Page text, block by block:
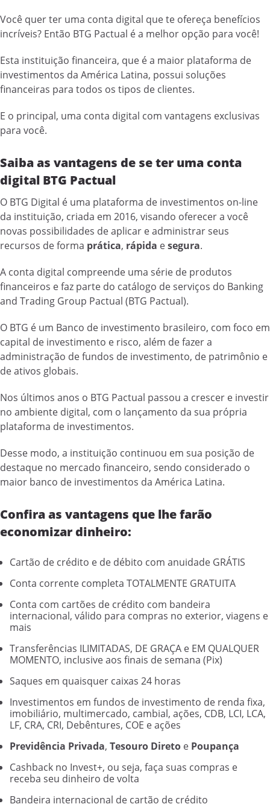
Você quer ter uma conta digital que te ofereça benefícios
incríveis? Então BTG Pactual é a melhor opção para você!
Esta instituição financeira, que é a maior plataforma de
investimentos da América Latina, possui soluções
financeiras para todos os tipos de clientes.
E o principal, uma conta digital com vantagens exclusivas
para você.
Saiba as vantagens de se ter uma conta
digital BTG Pactual
O BTG Digital é uma plataforma de investimentos on-line
da instituição, criada em 2016, visando oferecer a você
novas possibilidades de aplicar e administrar seus
recursos de forma prática, rápida esegura.
A conta digital compreende uma série de produtos
financeiros e faz parte do catálogo de serviços do Banking
and Trading Group Pactual (BTG Pactual).
O BTG é um Banco de investimento brasileiro, com foco em
capital de investimento e risco, além de fazer a
administração de fundos de investimento, de patrimônio e
de ativos globais.
Nos últimos anos o BTG Pactual passou a crescer e investir
no ambiente digital, com o lançamento da sua própria
plataforma de investimentos.
Desse modo, a instituição continuou em sua posição de
destaque no mercado financeiro, sendo considerado o
maior banco de investimentos da América Latina.
Confira as vantagens que lhe farão
economizar dinheiro:
Cartão de crédito e de débito com anuidade GRÁTIS
Conta corrente completa TOTALMENTE GRATUITA
Conta com cartões de crédito com bandeira
internacional, válido para compras no exterior, viagens e
mais
Transferências ILIMITADAS, DE GRAÇA e EM QUALQUER
MOMENTO, inclusive aos finais de semana (Pix)
Saques em quaisquer caixas 24 horas
Investimentos em fundos de investimento de renda fixa,
imobiliário, multimercado, cambial, ações, CDB, LCI, LCA,
LF, CRA, CRI, Debêntures, COE e ações
Previdência Privada, Tesouro Direto e Poupança
Cashback no Invest+, ou seja, faça suas compras e
receba seu dinheiro de volta
Bandeira internacional de cartão de crédito